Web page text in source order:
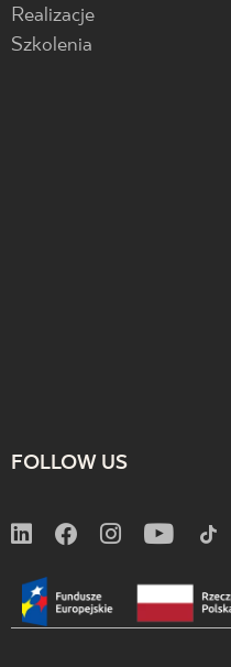
Realizacje
Szkolenia
FOLLOW US